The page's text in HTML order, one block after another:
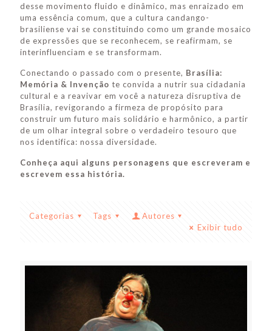
desse movimento fluido e dinâmico, mas enraizado em
uma essência comum, que a cultura candango-
brasiliense vai se constituindo como um grande mosaico
de expressões que se reconhecem, se reafirmam, se
interinfluenciam e se transformam.
Conectando o passado com o presente, Brasília:
Memória & Invenção te convida a nutrir sua cidadania
cultural e a reavivar em você a natureza disruptiva de
Brasília, revigorando a firmeza de propósito para
construir um futuro mais solidário e harmônico, a partir
de um olhar integral sobre o verdadeiro tesouro que
nos identifica: nossa diversidade.
Conheça aqui alguns personagens que escreveram e
escrevem essa história.
Categorias Tags
Autores
Exibir tudo